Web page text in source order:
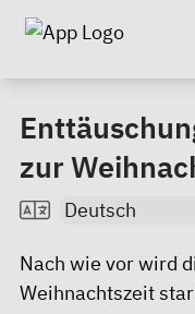
zur
Nach wie vor wird
Weihnachtszeit